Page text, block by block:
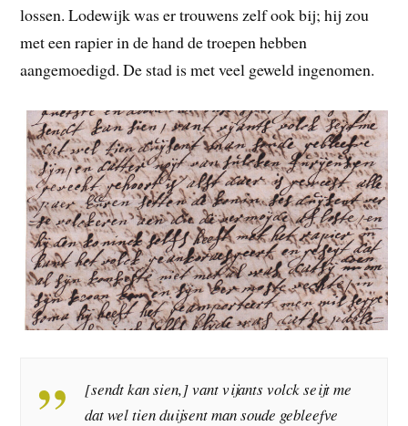
lossen. Lodewijk was er trouwens zelf ook bij; hij zou
met een rapier in de hand de troepen hebben
aangemoedigd. De stad is met veel geweld ingenomen.
[sendt kan sien,] vant vijants volck seijt me
dat wel tien duijsent man soude gebleefve